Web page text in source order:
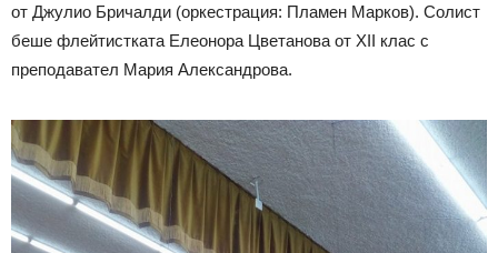
от Джулио Бричалди (оркестрация: Пламен Марков). Солист
беше флейтистката Елеонора Цветанова от XII клас с
преподавател Мария Александрова.